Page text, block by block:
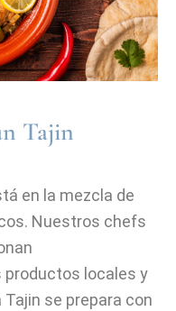
Tajin
en la mezcla de
Nuestros chefs
locales y
se prepara con